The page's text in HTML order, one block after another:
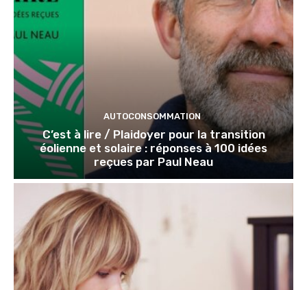
AUTOCONSOMMATION
C’est à lire / Plaidoyer pour la transition
éolienne et solaire : réponses à 100 idées
reçues par Paul Neau